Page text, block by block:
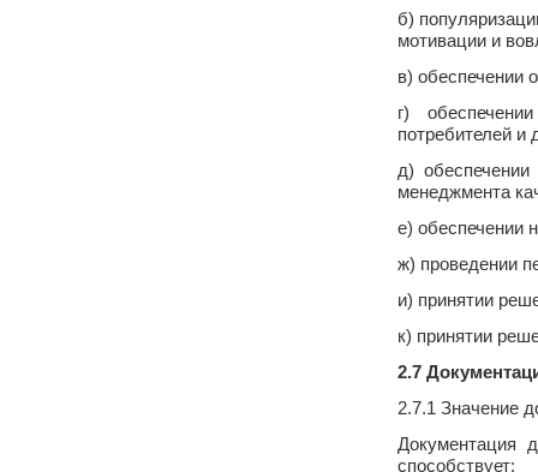
б)
мотивации и
в) обеспечении
г)
потребителей и
д)
менеджмента
е) обеспечении
ж) проведении
и) принятии
к) принятии
2.7
2.7.1 Значение
Документация
способствует: